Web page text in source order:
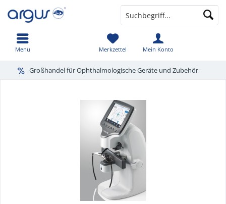
Menü Merkzettel Mein Konto
Großhandel für Ophthalmologische Geräte und Zubehör